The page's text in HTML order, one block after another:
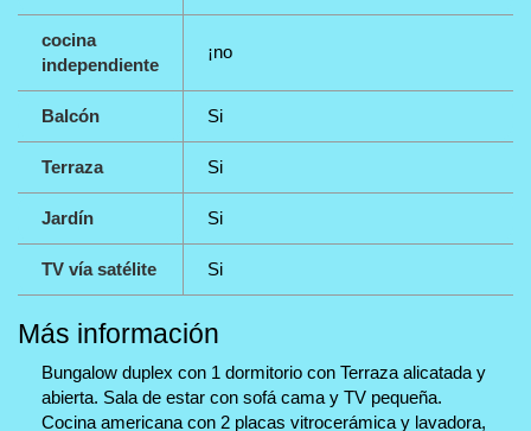
cocina
independiente
¡no
Balcón Si
Terraza Si
Jardín Si
TV vía satélite Si
Más información
Bungalow duplex con 1 dormitorio con Terraza alicatada y
abierta. Sala de estar con sofá cama y TV pequeña.
Cocina americana con 2 placas vitrocerámica y lavadora,